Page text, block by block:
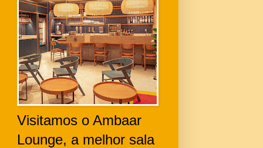
Visitamos o Ambaar
Lounge, a melhor sala